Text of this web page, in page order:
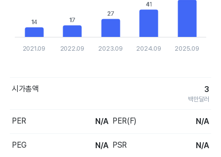
14
14 17
17
27
27
41
41
2021.09 2022.09 2023.09 2024.09 2025.09
시가총액 3
백만달러
PER N/A PER(F) N/A
PEG N/A PSR N/A